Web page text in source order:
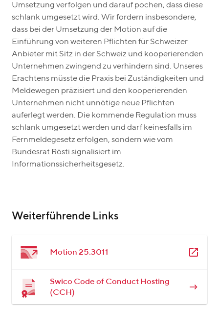
Umsetzung verfolgen und darauf pochen, dass diese
schlank umgesetzt wird. Wir fordern insbesondere,
dass bei der Umsetzung der Motion auf die
Einführung von weiteren Pflichten für Schweizer
Anbieter mit Sitz in der Schweiz und kooperierenden
Unternehmen zwingend zu verhindern sind. Unseres
Erachtens müsste die Praxis bei Zuständigkeiten und
Meldewegen präzisiert und den kooperierenden
Unternehmen nicht unnötige neue Pflichten
auferlegt werden. Die kommende Regulation muss
schlank umgesetzt werden und darf keinesfalls im
Fernmeldegesetz erfolgen, sondern wie vom
Bundesrat Rösti signalisiert im
Informationssicherheitsgesetz.
Weiterführende Links
Motion 25.3011
Swico Code of Conduct Hosting
(CCH)